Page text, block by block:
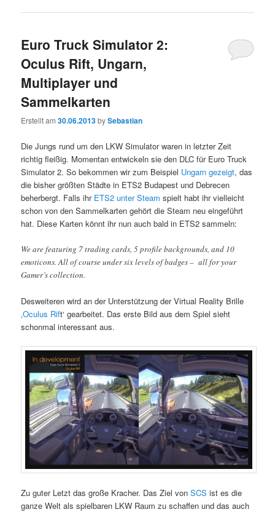
Euro Truck Simulator 2:
Oculus Rift, Ungarn,
Multiplayer und
Sammelkarten
Erstellt am30.06.2013bySebastian
Die Jungs rund um den LKW Simulator waren in letzter Zeit
richtig fleißig. Momentan entwickeln sie den DLC für Euro Truck
Simulator 2. So bekommen wir zum Beispiel Ungarn gezeigt, das
die bisher größten Städte in ETS2 Budapest und Debrecen
beherbergt. Falls ihr ETS2 unter Steam spielt habt ihr vielleicht
schon von den Sammelkarten gehört die Steam neu eingeführt
hat. Diese Karten könnt ihr nun auch bald in ETS2 sammeln:
We are featuring 7 trading cards, 5 profile backgrounds, and 10
emoticons. All of course under six levels of badges – all for your
Gamer’s collection.
Desweiteren wird an der Unterstützung der Virtual Reality Brille
‚Oculus Rift‘ gearbeitet. Das erste Bild aus dem Spiel sieht
schonmal interessant aus.
Zu guter Letzt das große Kracher. Das Ziel vonSCS ist es die
ganze Welt als spielbaren LKW Raum zu schaffen und das auch